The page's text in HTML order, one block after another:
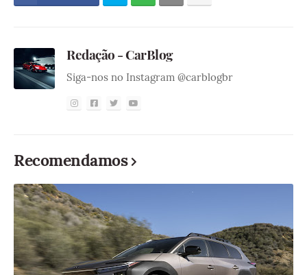
Redação - CarBlog
Siga-nos no Instagram @carblogbr
Recomendamos